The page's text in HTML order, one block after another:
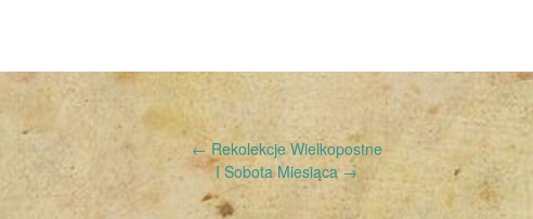
← Rekolekcje Wielkopostne
I Sobota Miesiąca →